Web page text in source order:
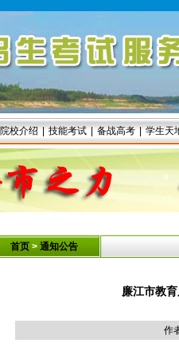
院校介绍 技能考试 备战高考 学生天
首页 > 通知公告
廉江市教
作